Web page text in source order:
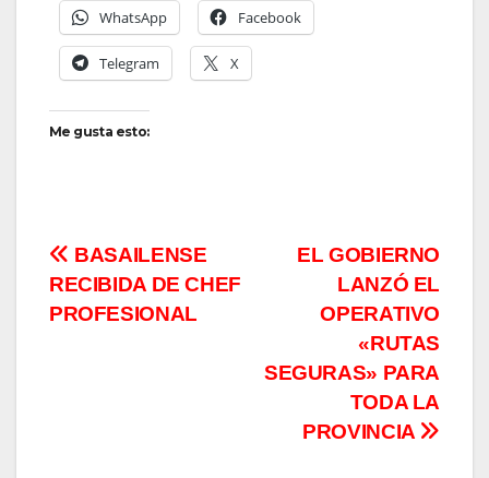
WhatsApp Facebook
Telegram X
Me gusta esto:
Navegación
de
EL GOBIERNO
LANZÓ EL
OPERATIVO
«RUTAS
SEGURAS» PARA
TODA LA
PROVINCIA
BASAILENSE
RECIBIDA DE CHEF
PROFESIONAL